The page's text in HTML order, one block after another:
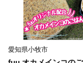
愛知県小牧市